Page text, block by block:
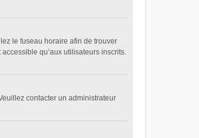
le fuseau horaire afin de trouver
qu’aux utilisateurs inscrits.
contacter un administrateur